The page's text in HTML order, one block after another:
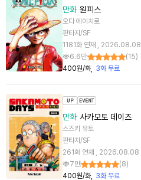
만화 원피스
오다 에이치로
판타지/SF
1181화 연재 , 2026.08.08
6.6만
(15)
400원/화
3화 무료
만화 사카모토 데이즈
스즈키 유토
판타지/SF
261화 연재 , 2026.08.08
7만
(8)
400원/화
3화 무료